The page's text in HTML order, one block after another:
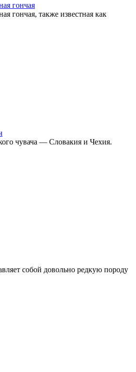
гончая
гончая, также известная как
чувача — Словакия и Чехия.
собой довольно редкую породу